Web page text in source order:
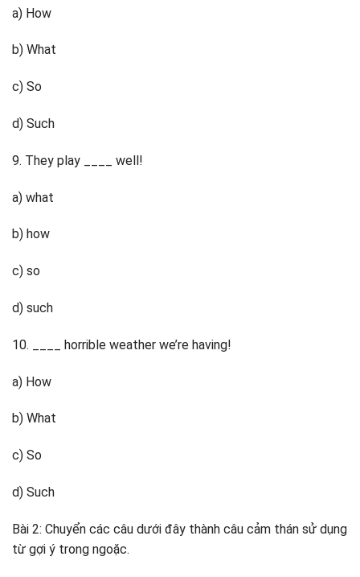
a) How
b) What
c) So
d) Such
9. They play ____ well!
a) what
b) how
c) so
d) such
10. ____ horrible weather we’re having!
a) How
b) What
c) So
d) Such
Bài 2: Chuyển các câu dưới đây thành câu cảm thán sử dụng
từ gợi ý trong ngoặc.